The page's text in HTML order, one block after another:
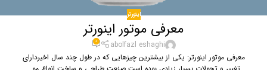
اینورتر
معرفی موتور اینورتر
abolfazl eshaghi
0
معرفی موتور اینورتر: یکی از بیشترین چیزهایی که در طول چند سال اخیردارای